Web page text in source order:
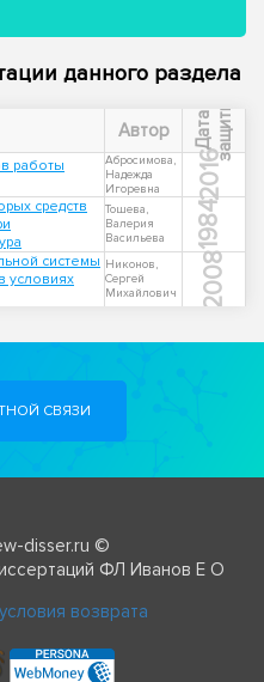
данного раздела
Автор Д
а
т
а
з
а
щ
и
ты
работы
Абросимова,
Надежда
Игоревна
2016
средств
Тошева,
Валерия
Васильева
1984
системы
условиях
Никонов,
Сергей
Михайлович
2008
СВЯЗИ
disser.ru ©
ФЛ Иванов Е О
возврата